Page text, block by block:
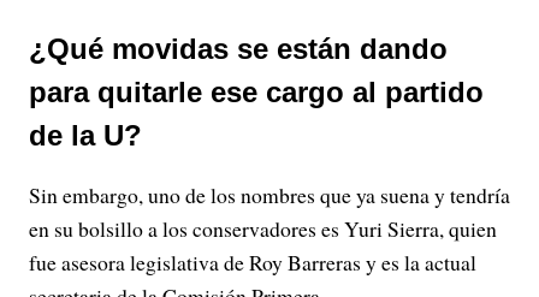
i
e
o
¿Qué movidas se están dando
para quitarle ese cargo al partido
de la U?
Sin embargo, uno de los nombres que ya suena y tendría
en su bolsillo a los conservadores es Yuri Sierra, quien
fue asesora legislativa de Roy Barreras y es la actual